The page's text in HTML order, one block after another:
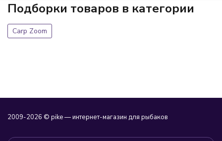
Подборки товаров в категории
Carp Zoom
2009-2026 © pike — интернет-магазин для рыбаков